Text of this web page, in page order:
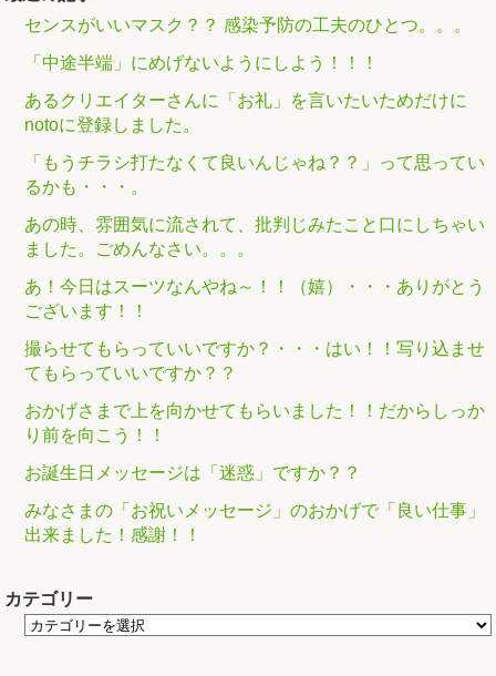
センスがいいマスク？？ 感染予防の工夫のひとつ。。。
「中途半端」にめげないようにしよう！！！
あるクリエイターさんに「お礼」を言いたいためだけに
notoに登録しました。
「もうチラシ打たなくて良いんじゃね？？」って思ってい
るかも・・・。
あの時、雰囲気に流されて、批判じみたこと口にしちゃい
ました。ごめんなさい。。。
あ！今日はスーツなんやね～！！（嬉）・・・ありがとう
ございます！！
撮らせてもらっていいですか？・・・はい！！写り込ませ
てもらっていいですか？？
おかげさまで上を向かせてもらいました！！だからしっか
り前を向こう！！
お誕生日メッセージは「迷惑」ですか？？
みなさまの「お祝いメッセージ」のおかげで「良い仕事」
出来ました！感謝！！
カテゴリー